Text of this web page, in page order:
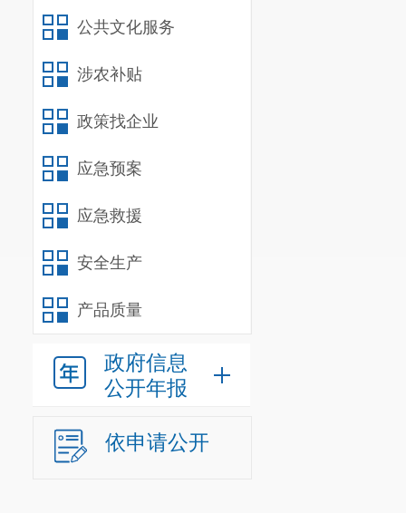
公共文化服务
涉农补贴
政策找企业
应急预案
应急救援
安全生产
产品质量
政府信息
公开年报
依申请公开